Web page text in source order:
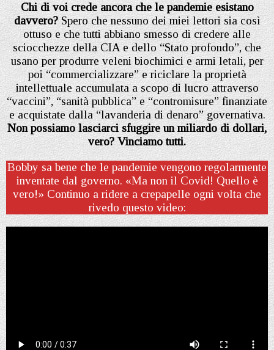
Chi di voi crede ancora che le pandemie esistano
davvero?Spero che nessuno dei miei lettori sia così
ottuso e che tutti abbiano smesso di credere alle
sciocchezze della CIA e dello “Stato profondo”, che
usano per produrre veleni biochimici e armi letali, per
poi “commercializzare” e riciclare la proprietà
intellettuale accumulata a scopo di lucro attraverso
“vaccini”, “sanità pubblica” e “contromisure” finanziate
e acquistate dalla “lavanderia di denaro” governativa.
Non possiamo lasciarci sfuggire un miliardo di dollari,
vero? Vinciamo tutti.
Bobby sa bene che le pandemie vengono regolarmente
inventate dal governo. «Ma non il Covid! Quello è
vero!» Continuo a ridere a crepapelle ogni volta che
rivedo questo video: